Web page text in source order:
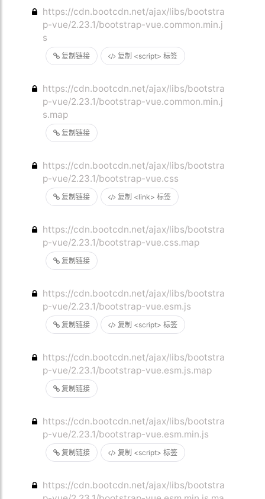
复制链接 复制 <script> 标签
https://cdn.bootcdn.net/ajax/libs/bootstra
p-vue/2.23.1/bootstrap-vue.common.min.j
s
复制链接
https://cdn.bootcdn.net/ajax/libs/bootstra
p-vue/2.23.1/bootstrap-vue.common.min.j
s.map
复制链接 复制 <link> 标签
https://cdn.bootcdn.net/ajax/libs/bootstra
p-vue/2.23.1/bootstrap-vue.css
复制链接
https://cdn.bootcdn.net/ajax/libs/bootstra
p-vue/2.23.1/bootstrap-vue.css.map
复制链接 复制 <script> 标签
https://cdn.bootcdn.net/ajax/libs/bootstra
p-vue/2.23.1/bootstrap-vue.esm.js
复制链接
https://cdn.bootcdn.net/ajax/libs/bootstra
p-vue/2.23.1/bootstrap-vue.esm.js.map
复制链接 复制 <script> 标签
https://cdn.bootcdn.net/ajax/libs/bootstra
p-vue/2.23.1/bootstrap-vue.esm.min.js
https://cdn.bootcdn.net/ajax/libs/bootstra